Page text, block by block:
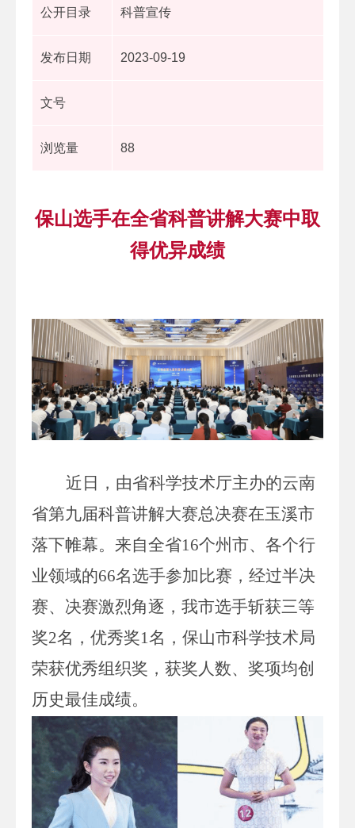
公开目录 科普宣传
发布日期 2023-09-19
文号
浏览量 88
保山选手在全省科普讲解大赛中取
得优异成绩
近日 ，由省科学技术厅主办的云南
省第九届科普讲解大赛总决赛在玉溪市
落下帷幕。 来自全省16个州市、各个行
业领域的66名选手参加比赛， 经过半决
赛、决赛激烈角逐， 我市选手斩获三等
奖2名，优秀奖1名 ， 保山市科学技术局
荣获优秀组织奖，获奖人数、奖项均创
历史最佳成绩。